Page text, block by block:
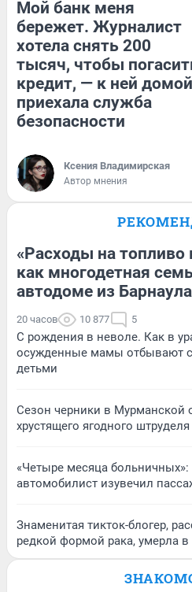
Мой банк меня
бережет. Журналист
хотела снять 200
тысяч, чтобы
кредит, — к ней домой
приехала служба
безопасности
Ксения Владимирская
Автор мнения
«Расходы на топливо
как многодетная
автодоме из
20 часов 10 877 5
С рождения в неволе. Как в
осужденные мамы отбывают
детьми
Сезон черники в Мурманской
хрустящего ягодного
«Четыре месяца
автомобилист изувечил
Знаменитая тикток-блогер,
редкой формой рака, умерла в